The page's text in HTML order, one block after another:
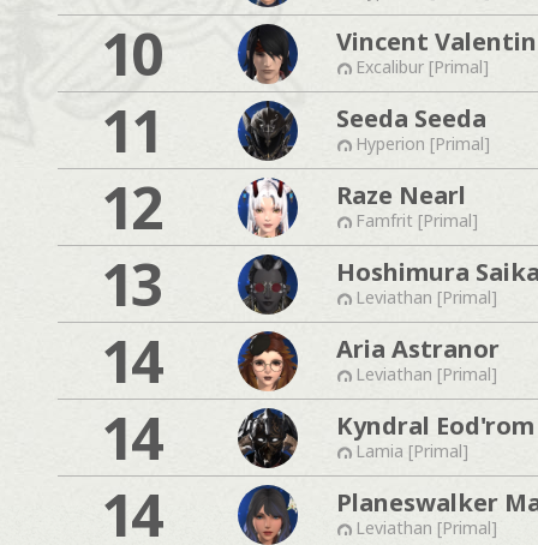
10 Vincent
Excalibur [Primal]
11 Seeda Seeda
Hyperion [Primal]
12 Raze Nearl
Famfrit [Primal]
13 Hoshimura
Leviathan [Primal]
14 Aria Astranor
Leviathan [Primal]
14 Kyndral Eod'rom
Lamia [Primal]
14 Planeswalker
Leviathan [Primal]